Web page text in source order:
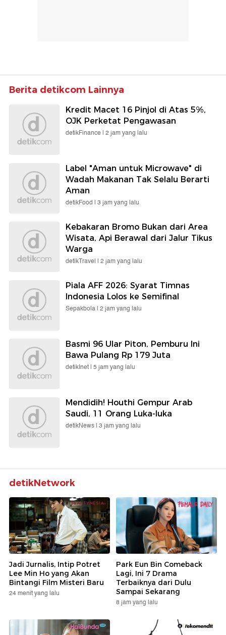
Berita detikcom Lainnya
Kredit Macet 16 Pinjol di Atas 5%,
OJK Perketat Pengawasan
detikFinance | 2 jam yang lalu
Label "Aman untuk Microwave" di
Wadah Makanan Tak Selalu Berarti
Aman
detikFood | 3 jam yang lalu
Kebakaran Bromo Bukan dari Area
Wisata, Api Berawal dari Jalur Tikus
Warga
detikTravel | 2 jam yang lalu
Piala AFF 2026: Syarat Timnas
Indonesia Lolos ke Semifinal
Sepakbola | 2 jam yang lalu
Basmi 96 Ular Piton, Pemburu Ini
Bawa Pulang Rp 179 Juta
detikInet | 5 jam yang lalu
Mendidih! Houthi Gempur Arab
Saudi, 11 Orang Luka-luka
detikNews | 3 jam yang lalu
detikNetwork
Jadi Jurnalis, Intip Potret
Lee Min Ho yang Akan
Bintangi Film Misteri Baru
24 menit yang lalu
Park Eun Bin Comeback
Lagi, Ini 7 Drama
Terbaiknya dari Dulu
Sampai Sekarang
8 jam yang lalu